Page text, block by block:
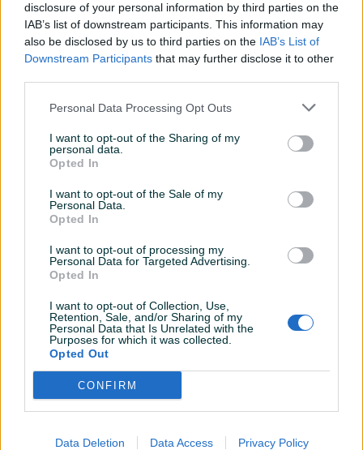
disclosure of your personal information by third parties on the
IAB’s list of downstream participants. This information may
also be disclosed by us to third parties on the IAB’s List of
Downstream Participants that may further disclose it to other
Personal Data Processing Opt Outs
I want to opt-out of the Sharing of my
personal data.
Opted In
I want to opt-out of the Sale of my
Personal Data.
Opted In
I want to opt-out of processing my
Personal Data for Targeted Advertising.
Opted In
I want to opt-out of Collection, Use,
Retention, Sale, and/or Sharing of my
Personal Data that Is Unrelated with the
Purposes for which it was collected.
Opted Out
CONFIRM
Data Deletion Data Access Privacy Policy
Boja stakla Crna
Datum objave 18.01.2026
Detaljni opis
Prodajem skoro nove naočale u upečatljivom retro stilu.
Okvir je izrađen od kvalitetne i lagane mat crne plastike sa
modernim dvostrukim mostom (double bridge) iznad nosa
Stakla pružaju stopostotnu UV zaštitu, veoma su udobne za
svakodnevno nošenje, grad i vožnju.
Naočale su u savršenom stanju, bez ikakvih tragova i
ogrebotina.
Kvalitetna kutija i krpica dolaze gratis.
Lokacija Banja Luka, mogućnost slanja brzom poštom
Prikaži više
Izjava
materijalnom odgovornošću. Svjestan sam da je